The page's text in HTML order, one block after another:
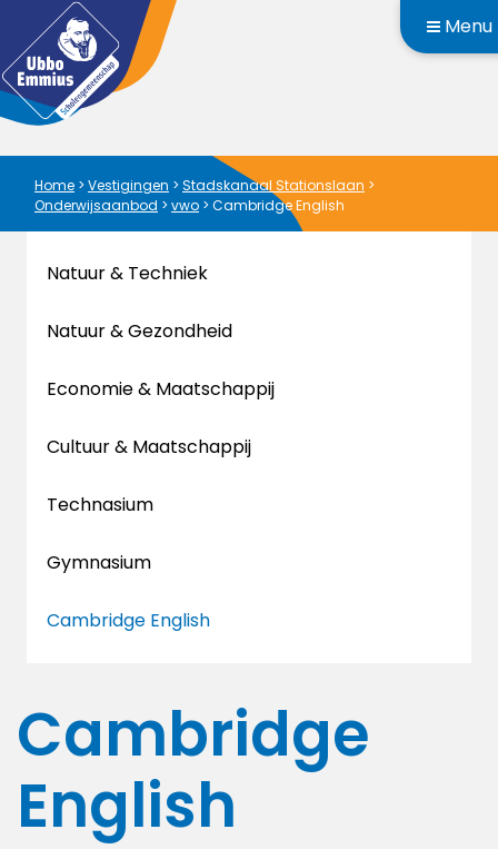
Menu
Home > Vestigingen > Stadskanaal Stationslaan >
Onderwijsaanbod > vwo > Cambridge English
Natuur & Techniek
Natuur & Gezondheid
Economie & Maatschappij
Cultuur & Maatschappij
Technasium
Gymnasium
Cambridge English
Cambridge
English